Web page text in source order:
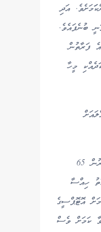
އަދި
ބުނެފައެވެ.
ފަރާތުން
މީހާ
މޫސަ އިބްރާހިމްގެ އިތުރުން މިދިޔަ މަހު ވަނީ އއ. މާޅޮހުގައިވެސް ރަހުމްކުޑަ ގޮތަކަށް ހަމަލާދީ އުމުރުން 65
ހިއްސާ
އޮޓޮޕްސީގެ
ކަމަށް ވެސް